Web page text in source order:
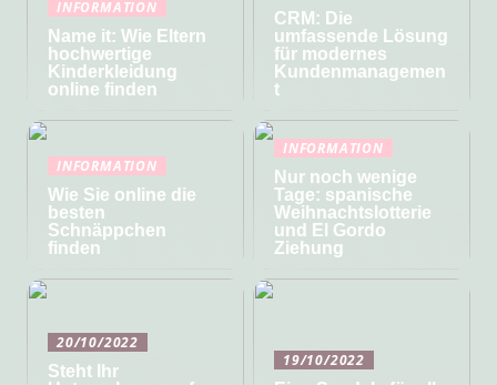
INFORMATION
Name it: Wie Eltern
hochwertige
Kinderkleidung
online finden
CRM: Die
umfassende Lösung
für modernes
Kundenmanagemen
t
INFORMATION
Wie Sie online die
besten
Schnäppchen
finden
INFORMATION
Nur noch wenige
Tage: spanische
Weihnachtslotterie
und El Gordo
Ziehung
20/10/2022
Steht Ihr
19/10/2022